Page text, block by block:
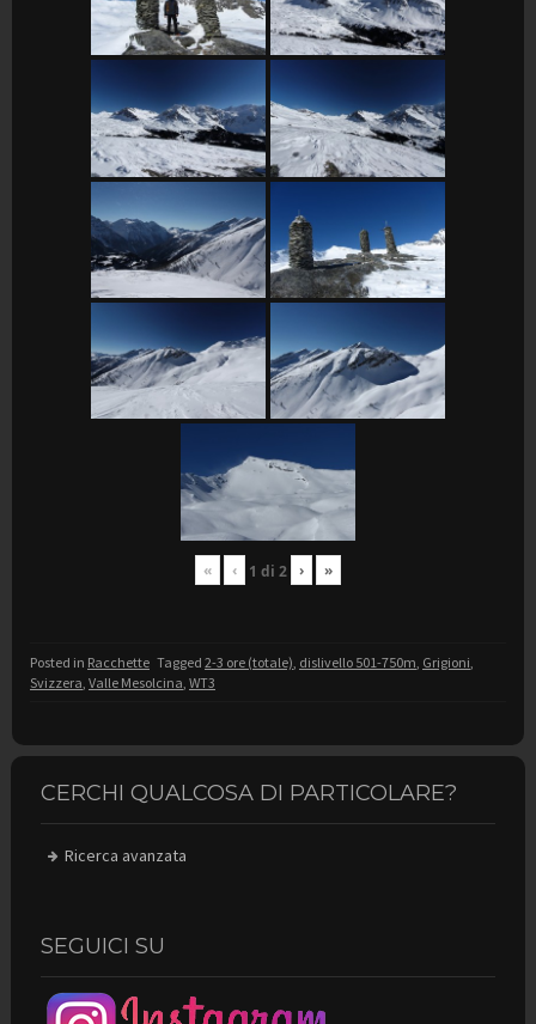
« ‹ 1 di 2 › »
Posted in Racchette Tagged 2-3 ore (totale) dislivello 501-750m Grigioni
Svizzera Valle Mesolcina WT3
CERCHI QUALCOSA DI PARTICOLARE?
Ricerca avanzata
SEGUICI SU